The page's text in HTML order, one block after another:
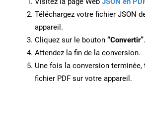
Téléchargez votre fichier JSON
appareil.
Cliquez sur le bouton “Convertir”.
Attendez la fin de la conversion.
Une fois la conversion terminée,
fichier PDF sur votre appareil.